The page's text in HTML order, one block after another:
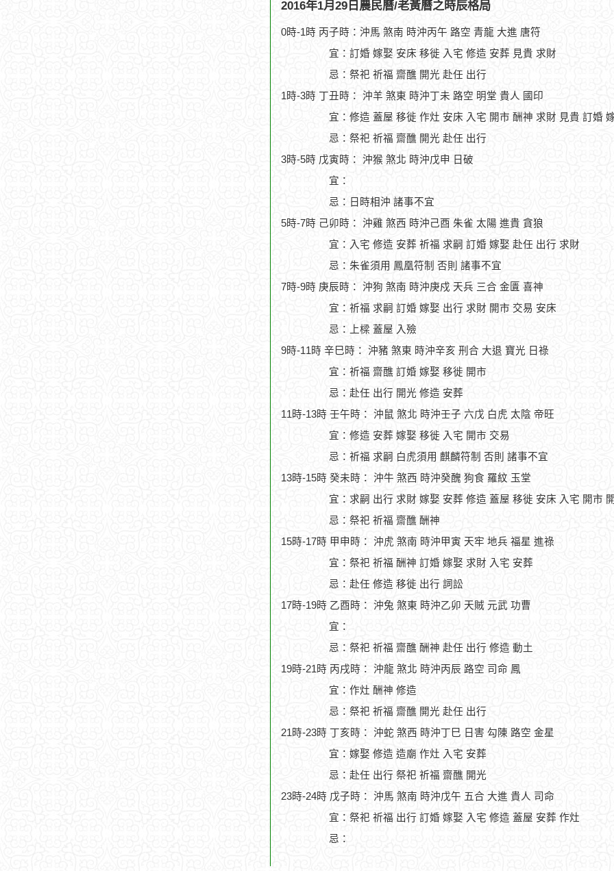
2016年1月29日農民曆/老黃曆之時辰格局
0時-1時 丙子時：沖馬 煞南 時沖丙午 路空 青龍 大進 唐符
宜：訂婚 嫁娶 安床 移徙 入宅 修造 安葬 見貴 求財
忌：祭祀 祈福 齋醮 開光 赴任 出行
1時-3時 丁丑時： 沖羊 煞東 時沖丁未 路空 明堂 貴人 國印
宜：修造 蓋屋 移徙 作灶 安床 入宅 開市 酬神 求財 見貴 訂婚
忌：祭祀 祈福 齋醮 開光 赴任 出行
3時-5時 戊寅時： 沖猴 煞北 時沖戊申 日破
宜：
忌：日時相沖 諸事不宜
5時-7時 己卯時： 沖雞 煞西 時沖己酉 朱雀 太陽 進貴 貪狼
宜：入宅 修造 安葬 祈福 求嗣 訂婚 嫁娶 赴任 出行 求財
忌：朱雀須用 鳳凰符制 否則 諸事不宜
7時-9時 庚辰時： 沖狗 煞南 時沖庚戍 天兵 三合 金匱 喜神
宜：祈福 求嗣 訂婚 嫁娶 出行 求財 開市 交易 安床
忌：上樑 蓋屋 入殮
9時-11時 辛巳時： 沖豬 煞東 時沖辛亥 刑合 大退 寶光 日祿
宜：祈福 齋醮 訂婚 嫁娶 移徙 開市
忌：赴任 出行 開光 修造 安葬
11時-13時 壬午時： 沖鼠 煞北 時沖壬子 六戊 白虎 太陰 帝旺
宜：修造 安葬 嫁娶 移徙 入宅 開市 交易
忌：祈福 求嗣 白虎須用 麒麟符制 否則 諸事不宜
13時-15時 癸未時： 沖牛 煞西 時沖癸醜 狗食 羅紋 玉堂
宜：求嗣 出行 求財 嫁娶 安葬 修造 蓋屋 移徙 安床 入宅 開市
忌：祭祀 祈福 齋醮 酬神
15時-17時 甲申時： 沖虎 煞南 時沖甲寅 天牢 地兵 福星 進祿
宜：祭祀 祈福 酬神 訂婚 嫁娶 求財 入宅 安葬
忌：赴任 修造 移徙 出行 詞訟
17時-19時 乙酉時： 沖兔 煞東 時沖乙卯 天賊 元武 功曹
宜：
忌：祭祀 祈福 齋醮 酬神 赴任 出行 修造 動土
19時-21時 丙戌時： 沖龍 煞北 時沖丙辰 路空 司命 鳳
宜：作灶 酬神 修造
忌：祭祀 祈福 齋醮 開光 赴任 出行
21時-23時 丁亥時： 沖蛇 煞西 時沖丁巳 日害 勾陳 路空 金星
宜：嫁娶 修造 造廟 作灶 入宅 安葬
忌：赴任 出行 祭祀 祈福 齋醮 開光
23時-24時 戊子時： 沖馬 煞南 時沖戊午 五合 大進 貴人 司命
宜：祭祀 祈福 出行 訂婚 嫁娶 入宅 修造 蓋屋 安葬 作灶
忌：